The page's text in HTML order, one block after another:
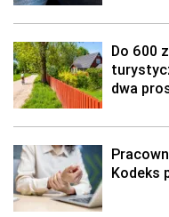
Do 600
dwa
Kodeks